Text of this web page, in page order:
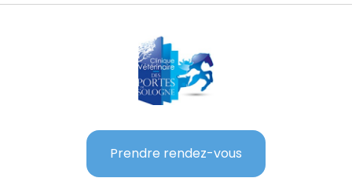
Prendre rendez-vous